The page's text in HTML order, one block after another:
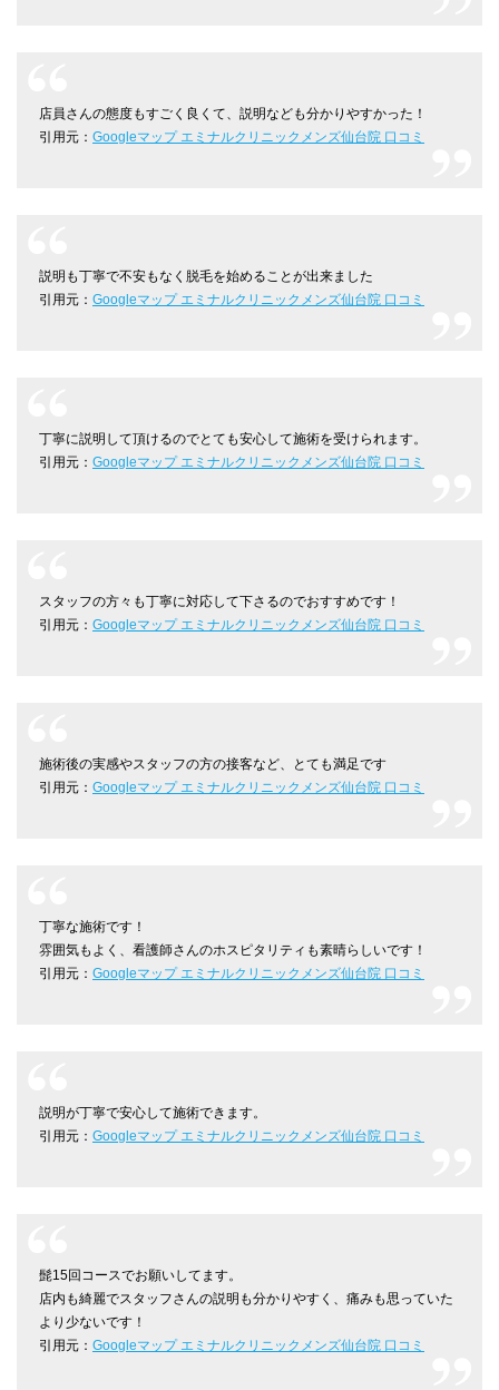
店員さんの態度もすごく良くて、説明なども分かりやすかった！
引用元： Googleマップ エミナルクリニックメンズ仙台院 口コミ
説明も丁寧で不安もなく脱毛を始めることが出来ました
引用元： Googleマップ エミナルクリニックメンズ仙台院 口コミ
丁寧に説明して頂けるのでとても安心して施術を受けられます。
引用元： Googleマップ エミナルクリニックメンズ仙台院 口コミ
スタッフの方々も丁寧に対応して下さるのでおすすめです！
引用元： Googleマップ エミナルクリニックメンズ仙台院 口コミ
施術後の実感やスタッフの方の接客など、とても満足です
引用元： Googleマップ エミナルクリニックメンズ仙台院 口コミ
丁寧な施術です！
雰囲気もよく、看護師さんのホスピタリティも素晴らしいです！
引用元： Googleマップ エミナルクリニックメンズ仙台院 口コミ
説明が丁寧で安心して施術できます。
引用元： Googleマップ エミナルクリニックメンズ仙台院 口コミ
髭15回コースでお願いしてます。
店内も綺麗でスタッフさんの説明も分かりやすく、痛みも思っていた
より少ないです！
引用元： Googleマップ エミナルクリニックメンズ仙台院 口コミ